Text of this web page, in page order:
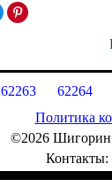
62263 62264
Политика
©2026 Шигорин
Контакты: